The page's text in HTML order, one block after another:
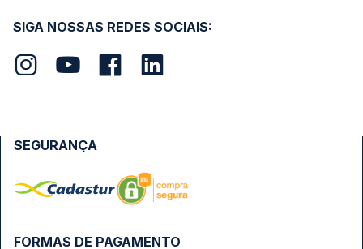
SIGA NOSSAS REDES SOCIAIS:
FORMAS DE PAGAMENTO
SEGURANÇA